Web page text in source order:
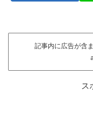
記事内に広告が含
ス